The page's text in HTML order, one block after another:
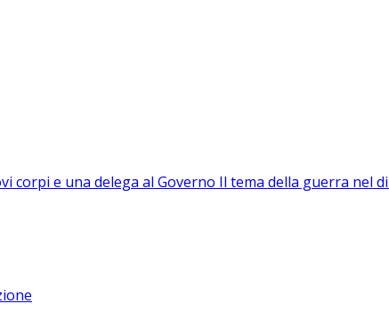
corpi e una delega al Governo Il tema della guerra nel